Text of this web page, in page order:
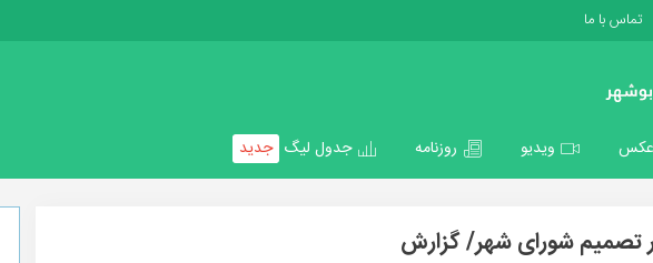
تماس با ما
عکس ویدیو روزنامه جدول لیگ جدید
تصمیم شورای شهر/ گزارش